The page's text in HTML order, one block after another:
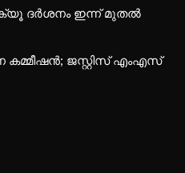
ദര്‍ശനം ഇന്ന് മുതല്‍
ജസ്റ്റിസ് എംഎസ്